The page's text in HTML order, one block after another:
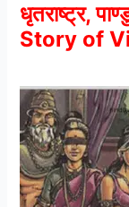
धृतराष्ट्र,
Story of